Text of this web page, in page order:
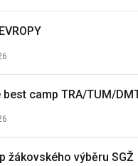
best camp TRA/TUM/
žákovského výběru SGŽ